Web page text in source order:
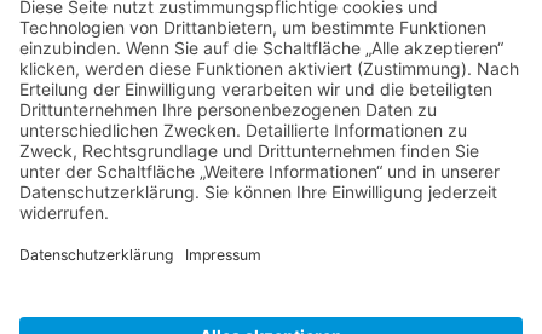
Schlagworte
Datenschutz
COOKIE-EINSTELLUNGEN
Cookie-Einstellungen